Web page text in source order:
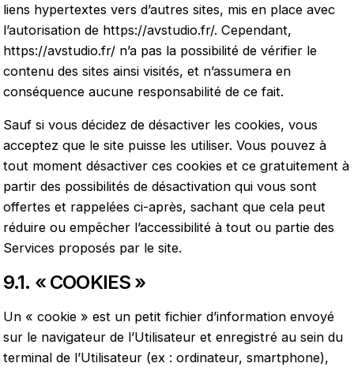
liens hypertextes vers d’autres sites, mis en place avec
l’autorisation de https://avstudio.fr/. Cependant,
https://avstudio.fr/ n’a pas la possibilité de vérifier le
contenu des sites ainsi visités, et n’assumera en
conséquence aucune responsabilité de ce fait.
Sauf si vous décidez de désactiver les cookies, vous
acceptez que le site puisse les utiliser. Vous pouvez à
tout moment désactiver ces cookies et ce gratuitement à
partir des possibilités de désactivation qui vous sont
offertes et rappelées ci-après, sachant que cela peut
réduire ou empêcher l’accessibilité à tout ou partie des
Services proposés par le site.
9.1. « COOKIES »
Un « cookie » est un petit fichier d’information envoyé
sur le navigateur de l’Utilisateur et enregistré au sein du
terminal de l’Utilisateur (ex : ordinateur, smartphone),